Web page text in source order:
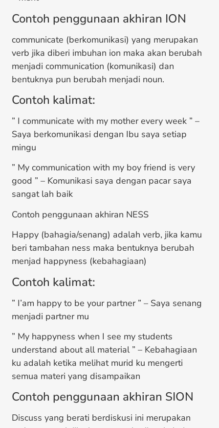
Contoh penggunaan akhiran ION
communicate (berkomunikasi) yang merupakan
verb jika diberi imbuhan ion maka akan berubah
menjadi communication (komunikasi) dan
bentuknya pun berubah menjadi noun.
Contoh kalimat:
” I communicate with my mother every week ” –
Saya berkomunikasi dengan Ibu saya setiap
mingu
” My communication with my boy friend is very
good ” – Komunikasi saya dengan pacar saya
sangat lah baik
Contoh penggunaan akhiran NESS
Happy (bahagia/senang) adalah verb, jika kamu
beri tambahan ness maka bentuknya berubah
menjad happyness (kebahagiaan)
Contoh kalimat:
” I’am happy to be your partner ” – Saya senang
menjadi partner mu
” My happyness when I see my students
understand about all material ” – Kebahagiaan
ku adalah ketika melihat murid ku mengerti
semua materi yang disampaikan
Contoh penggunaan akhiran SION
Discuss yang berati berdiskusi ini merupakan